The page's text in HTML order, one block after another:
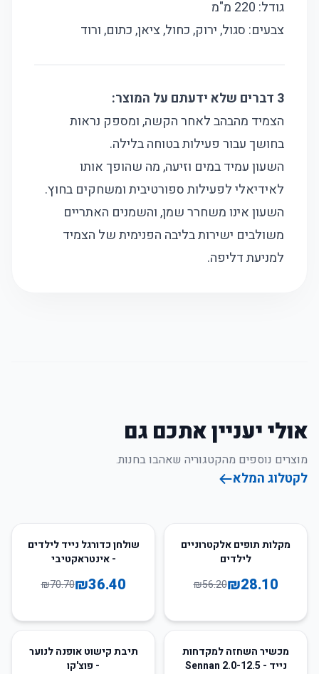
גודל: 220 מ"מ
צבעים: סגול, ירוק, כחול, ציאן, כתום, ורוד
3 דברים שלא ידעתם על המוצר:
הצמיד מהבהב לאחר הקשה, ומספק נראות
בחושך עבור פעילות בטוחה בלילה.
השעון עמיד במים וזיעה, מה שהופך אותו
לאידיאלי לפעילות ספורטיבית ומשחקים בחוץ.
השעון אינו משחרר שמן, והשמנים האתריים
משולבים ישירות בליבה הפנימית של הצמיד
למניעת דליפה.
אולי יעניין אתכם גם
מוצרים נוספים מהקטגוריה שאהבו בחנות.
לקטלוג המלא
50%מקלות תופים אלקטרוניים
לילדים
₪28.10
₪56.20
49%שולחן כדורגל נייד לילדים
- אינטראקטיבי
₪36.40
₪70.70
31
מכשיר השחזה למקדחות
נייד - Sennan 2.0-12.5
30%תיבת קישוט אופנה לנוער
- פוצ'קו